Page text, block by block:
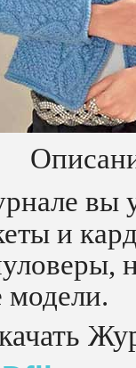
вы
и
модели.